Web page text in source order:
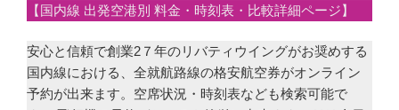
【国内線 出発空港別 料金・時刻表・比較詳細ページ】
安心と信頼で創業2７年のリバティウイングがお奨めする
国内線における、全就航路線の格安航空券がオンライン
予約が出来ます。空席状況・時刻表なども検索可能で